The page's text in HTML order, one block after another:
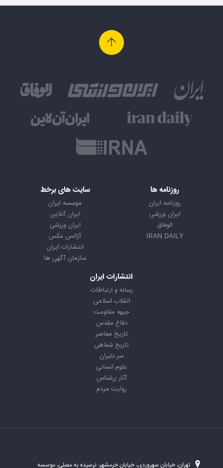
روزنامه ها
روزنامه ایران
ایران ورزشی
الوفاق
IRAN DAILY
سایت های برخط
موسسه ایران
ایران آنلاین
ایران ورزشی
آژانس عکس
انتشارات ایران
سازمان آگهی ها
انتشارات ایران
رسانه و ارتباطات
انقلاب اسلامی
جبهه مقاومت
دفاع مقدس
تاریخ معاصر
تاریخ شفاهی
سر دلبران
علوم انسانی
آثار زرشناس
روایت مردم
تهران، خیابان سهروردی، خیابان خرمشهر، نرسیده به مصلی، موسسه